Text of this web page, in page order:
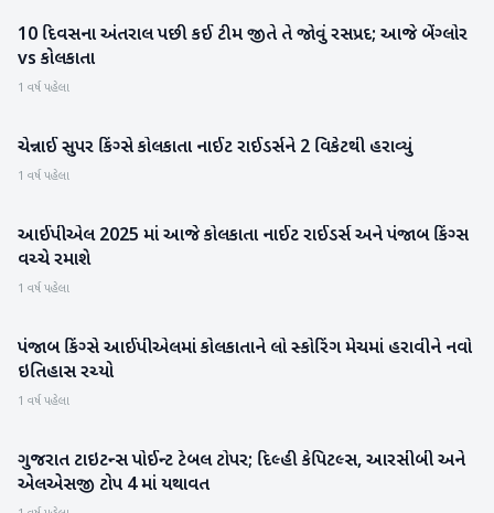
રમતગમત
10 દિવસના અંતરાલ પછી કઈ ટીમ જીતે તે જોવું રસપ્રદ; આજે બેંગ્લોર
vs કોલકાતા
1 વર્ષ પહેલા
રમતગમત
ચેન્નાઈ સુપર કિંગ્સે કોલકાતા નાઈટ રાઈડર્સને 2 વિકેટથી હરાવ્યું
1 વર્ષ પહેલા
IPL
આઈપીએલ 2025 માં આજે કોલકાતા નાઈટ રાઈડર્સ અને પંજાબ કિંગ્સ
વચ્ચે રમાશે
1 વર્ષ પહેલા
IPL
પંજાબ કિંગ્સે આઈપીએલમાં કોલકાતાને લો સ્કોરિંગ મેચમાં હરાવીને નવો
ઇતિહાસ રચ્યો
1 વર્ષ પહેલા
IPL
ગુજરાત ટાઇટન્સ પોઈન્ટ ટેબલ ટોપર; દિલ્હી કેપિટલ્સ, આરસીબી અને
એલએસજી ટોપ 4 માં યથાવત